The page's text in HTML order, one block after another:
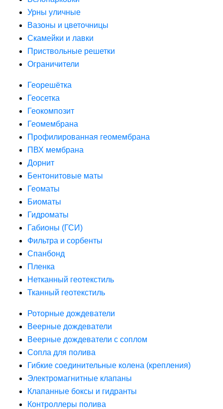
Урны уличные
Вазоны и цветочницы
Скамейки и лавки
Приствольные решетки
Ограничители
Георешётка
Геосетка
Геокомпозит
Геомембрана
Профилированная геомембрана
ПВХ мембрана
Дорнит
Бентонитовые маты
Геоматы
Биоматы
Гидроматы
Габионы (ГСИ)
Фильтра и сорбенты
Спанбонд
Пленка
Нетканный геотекстиль
Тканный геотекстиль
Роторные дождеватели
Веерные дождеватели
Веерные дождеватели с соплом
Сопла для полива
Гибкие соединительные колена (крепления)
Электромагнитные клапаны
Клапанные боксы и гидранты
Контроллеры полива